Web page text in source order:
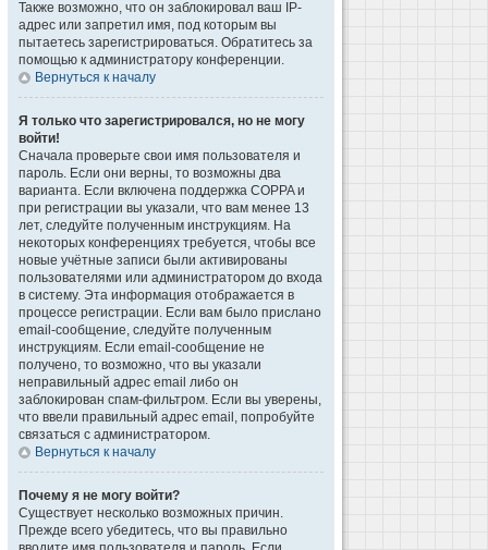
Также возможно, что он заблокировал ваш IP-
адрес или запретил имя, под которым вы
пытаетесь зарегистрироваться. Обратитесь за
помощью к администратору конференции.
Вернуться к началу
Я только что зарегистрировался, но не могу
войти!
Сначала проверьте свои имя пользователя и
пароль. Если они верны, то возможны два
варианта. Если включена поддержка COPPA и
при регистрации вы указали, что вам менее 13
лет, следуйте полученным инструкциям. На
некоторых конференциях требуется, чтобы все
новые учётные записи были активированы
пользователями или администратором до входа
в систему. Эта информация отображается в
процессе регистрации. Если вам было прислано
email-сообщение, следуйте полученным
инструкциям. Если email-сообщение не
получено, то возможно, что вы указали
неправильный адрес email либо он
заблокирован спам-фильтром. Если вы уверены,
что ввели правильный адрес email, попробуйте
связаться с администратором.
Вернуться к началу
Почему я не могу войти?
Существует несколько возможных причин.
Прежде всего убедитесь, что вы правильно